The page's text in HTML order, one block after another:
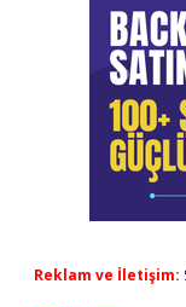
Reklam ve İletişim: